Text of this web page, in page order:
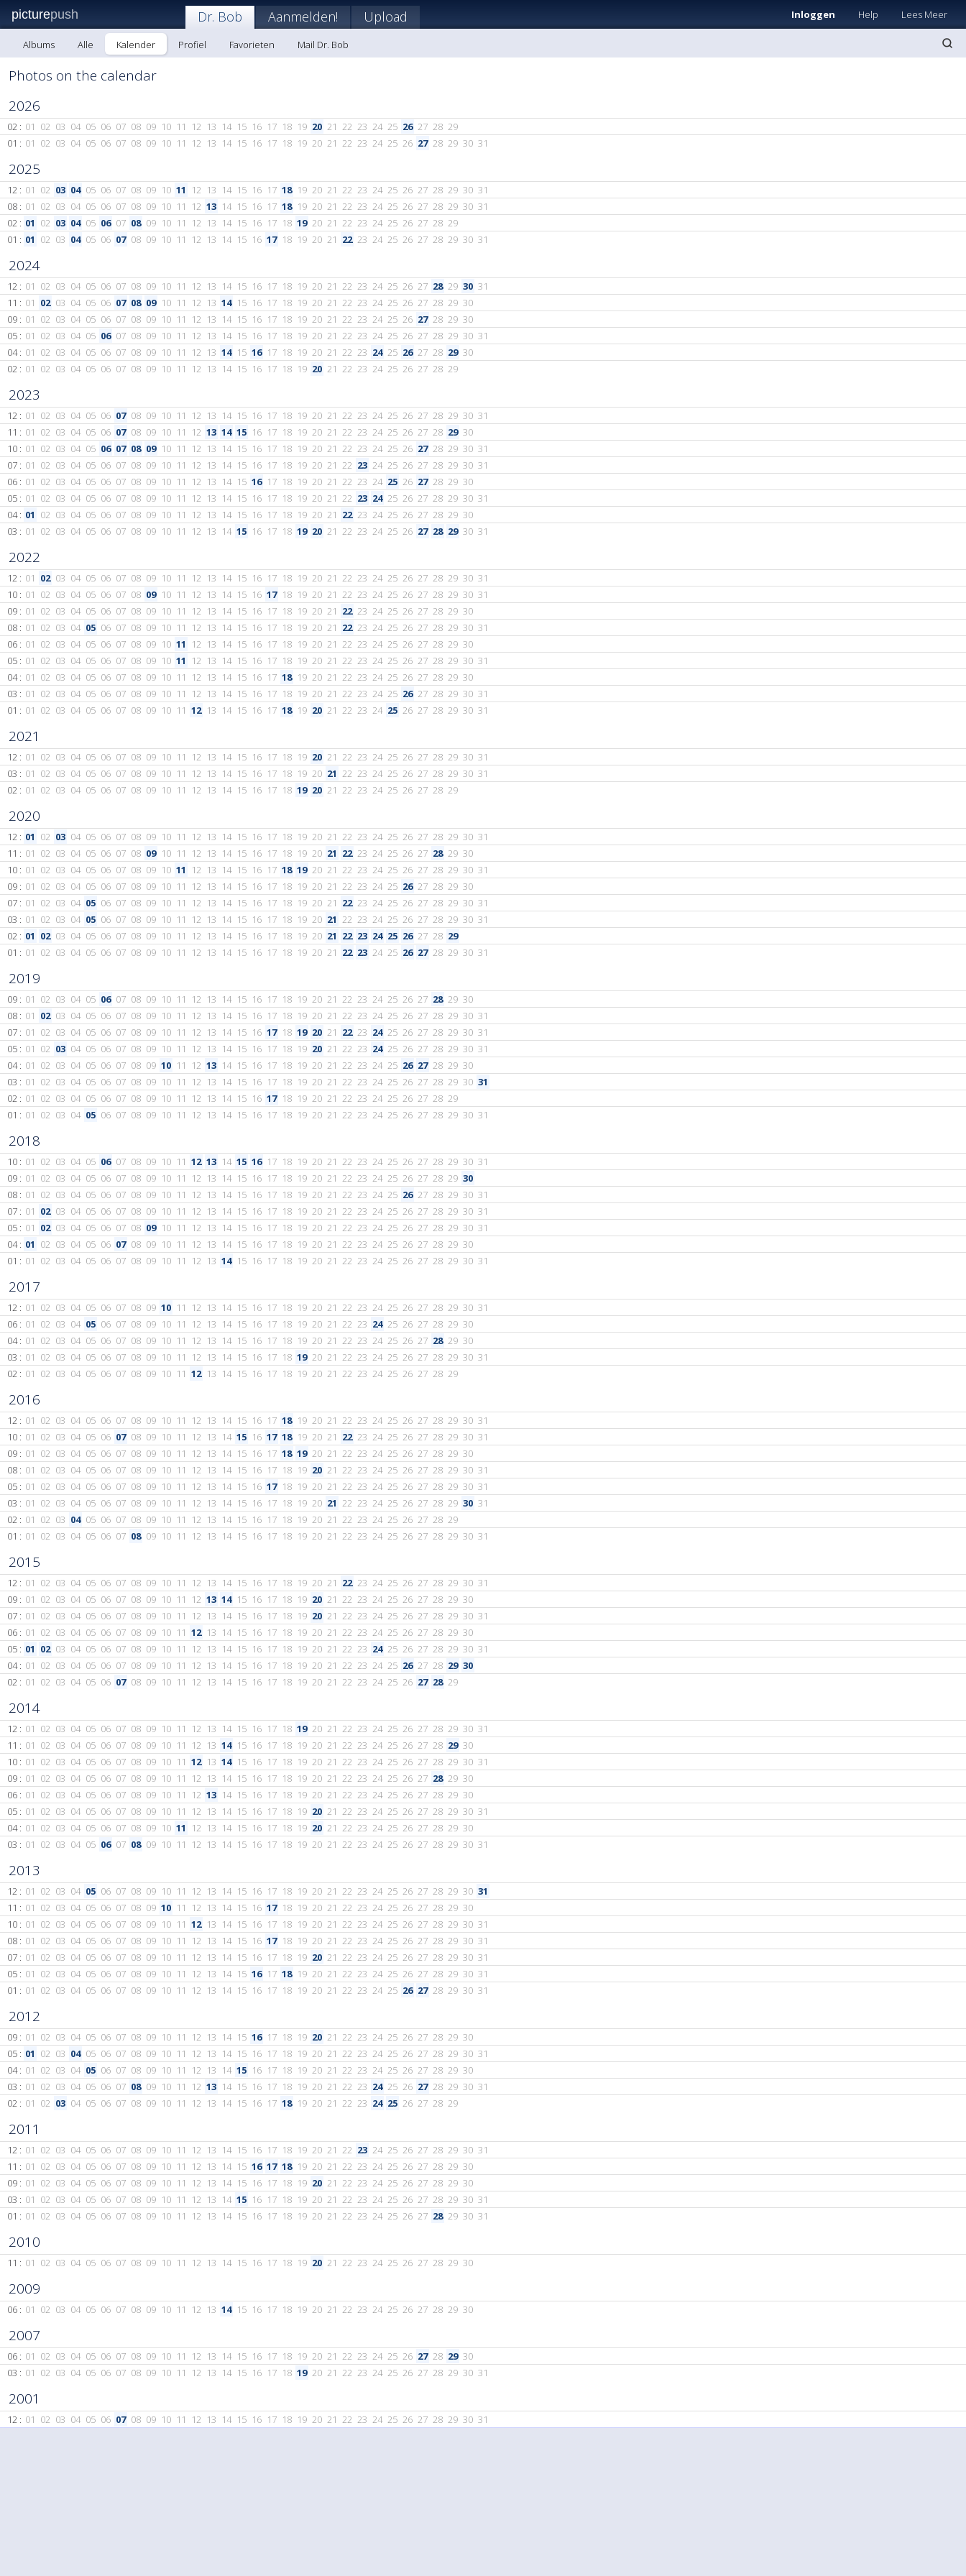
picturepush Inloggen Help Lees Meer
Dr. Bob Aanmelden! Upload
Albums Alle Kalender Profiel Favorieten Mail Dr. Bob
Photos on the calendar
2026
02 : 01 02 03 04 05 06 07 08 09 10 11 12 13 14 15 16 17 18 19 20 21 22 23 24 25 26 27 28 29
01 : 01 02 03 04 05 06 07 08 09 10 11 12 13 14 15 16 17 18 19 20 21 22 23 24 25 26 27 28 29 30 31
2025
12 : 01 02 03 04 05 06 07 08 09 10 11 12 13 14 15 16 17 18 19 20 21 22 23 24 25 26 27 28 29 30 31
08 : 01 02 03 04 05 06 07 08 09 10 11 12 13 14 15 16 17 18 19 20 21 22 23 24 25 26 27 28 29 30 31
02 : 01 02 03 04 05 06 07 08 09 10 11 12 13 14 15 16 17 18 19 20 21 22 23 24 25 26 27 28 29
01 : 01 02 03 04 05 06 07 08 09 10 11 12 13 14 15 16 17 18 19 20 21 22 23 24 25 26 27 28 29 30 31
2024
12 : 01 02 03 04 05 06 07 08 09 10 11 12 13 14 15 16 17 18 19 20 21 22 23 24 25 26 27 28 29 30 31
11 : 01 02 03 04 05 06 07 08 09 10 11 12 13 14 15 16 17 18 19 20 21 22 23 24 25 26 27 28 29 30
09 : 01 02 03 04 05 06 07 08 09 10 11 12 13 14 15 16 17 18 19 20 21 22 23 24 25 26 27 28 29 30
05 : 01 02 03 04 05 06 07 08 09 10 11 12 13 14 15 16 17 18 19 20 21 22 23 24 25 26 27 28 29 30 31
04 : 01 02 03 04 05 06 07 08 09 10 11 12 13 14 15 16 17 18 19 20 21 22 23 24 25 26 27 28 29 30
02 : 01 02 03 04 05 06 07 08 09 10 11 12 13 14 15 16 17 18 19 20 21 22 23 24 25 26 27 28 29
2023
12 : 01 02 03 04 05 06 07 08 09 10 11 12 13 14 15 16 17 18 19 20 21 22 23 24 25 26 27 28 29 30 31
11 : 01 02 03 04 05 06 07 08 09 10 11 12 13 14 15 16 17 18 19 20 21 22 23 24 25 26 27 28 29 30
10 : 01 02 03 04 05 06 07 08 09 10 11 12 13 14 15 16 17 18 19 20 21 22 23 24 25 26 27 28 29 30 31
07 : 01 02 03 04 05 06 07 08 09 10 11 12 13 14 15 16 17 18 19 20 21 22 23 24 25 26 27 28 29 30 31
06 : 01 02 03 04 05 06 07 08 09 10 11 12 13 14 15 16 17 18 19 20 21 22 23 24 25 26 27 28 29 30
05 : 01 02 03 04 05 06 07 08 09 10 11 12 13 14 15 16 17 18 19 20 21 22 23 24 25 26 27 28 29 30 31
04 : 01 02 03 04 05 06 07 08 09 10 11 12 13 14 15 16 17 18 19 20 21 22 23 24 25 26 27 28 29 30
03 : 01 02 03 04 05 06 07 08 09 10 11 12 13 14 15 16 17 18 19 20 21 22 23 24 25 26 27 28 29 30 31
2022
12 : 01 02 03 04 05 06 07 08 09 10 11 12 13 14 15 16 17 18 19 20 21 22 23 24 25 26 27 28 29 30 31
10 : 01 02 03 04 05 06 07 08 09 10 11 12 13 14 15 16 17 18 19 20 21 22 23 24 25 26 27 28 29 30 31
09 : 01 02 03 04 05 06 07 08 09 10 11 12 13 14 15 16 17 18 19 20 21 22 23 24 25 26 27 28 29 30
08 : 01 02 03 04 05 06 07 08 09 10 11 12 13 14 15 16 17 18 19 20 21 22 23 24 25 26 27 28 29 30 31
06 : 01 02 03 04 05 06 07 08 09 10 11 12 13 14 15 16 17 18 19 20 21 22 23 24 25 26 27 28 29 30
05 : 01 02 03 04 05 06 07 08 09 10 11 12 13 14 15 16 17 18 19 20 21 22 23 24 25 26 27 28 29 30 31
04 : 01 02 03 04 05 06 07 08 09 10 11 12 13 14 15 16 17 18 19 20 21 22 23 24 25 26 27 28 29 30
03 : 01 02 03 04 05 06 07 08 09 10 11 12 13 14 15 16 17 18 19 20 21 22 23 24 25 26 27 28 29 30 31
01 : 01 02 03 04 05 06 07 08 09 10 11 12 13 14 15 16 17 18 19 20 21 22 23 24 25 26 27 28 29 30 31
2021
12 : 01 02 03 04 05 06 07 08 09 10 11 12 13 14 15 16 17 18 19 20 21 22 23 24 25 26 27 28 29 30 31
03 : 01 02 03 04 05 06 07 08 09 10 11 12 13 14 15 16 17 18 19 20 21 22 23 24 25 26 27 28 29 30 31
02 : 01 02 03 04 05 06 07 08 09 10 11 12 13 14 15 16 17 18 19 20 21 22 23 24 25 26 27 28 29
2020
12 : 01 02 03 04 05 06 07 08 09 10 11 12 13 14 15 16 17 18 19 20 21 22 23 24 25 26 27 28 29 30 31
11 : 01 02 03 04 05 06 07 08 09 10 11 12 13 14 15 16 17 18 19 20 21 22 23 24 25 26 27 28 29 30
10 : 01 02 03 04 05 06 07 08 09 10 11 12 13 14 15 16 17 18 19 20 21 22 23 24 25 26 27 28 29 30 31
09 : 01 02 03 04 05 06 07 08 09 10 11 12 13 14 15 16 17 18 19 20 21 22 23 24 25 26 27 28 29 30
07 : 01 02 03 04 05 06 07 08 09 10 11 12 13 14 15 16 17 18 19 20 21 22 23 24 25 26 27 28 29 30 31
03 : 01 02 03 04 05 06 07 08 09 10 11 12 13 14 15 16 17 18 19 20 21 22 23 24 25 26 27 28 29 30 31
02 : 01 02 03 04 05 06 07 08 09 10 11 12 13 14 15 16 17 18 19 20 21 22 23 24 25 26 27 28 29
01 : 01 02 03 04 05 06 07 08 09 10 11 12 13 14 15 16 17 18 19 20 21 22 23 24 25 26 27 28 29 30 31
2019
09 : 01 02 03 04 05 06 07 08 09 10 11 12 13 14 15 16 17 18 19 20 21 22 23 24 25 26 27 28 29 30
08 : 01 02 03 04 05 06 07 08 09 10 11 12 13 14 15 16 17 18 19 20 21 22 23 24 25 26 27 28 29 30 31
07 : 01 02 03 04 05 06 07 08 09 10 11 12 13 14 15 16 17 18 19 20 21 22 23 24 25 26 27 28 29 30 31
05 : 01 02 03 04 05 06 07 08 09 10 11 12 13 14 15 16 17 18 19 20 21 22 23 24 25 26 27 28 29 30 31
04 : 01 02 03 04 05 06 07 08 09 10 11 12 13 14 15 16 17 18 19 20 21 22 23 24 25 26 27 28 29 30
03 : 01 02 03 04 05 06 07 08 09 10 11 12 13 14 15 16 17 18 19 20 21 22 23 24 25 26 27 28 29 30 31
02 : 01 02 03 04 05 06 07 08 09 10 11 12 13 14 15 16 17 18 19 20 21 22 23 24 25 26 27 28 29
01 : 01 02 03 04 05 06 07 08 09 10 11 12 13 14 15 16 17 18 19 20 21 22 23 24 25 26 27 28 29 30 31
2018
10 : 01 02 03 04 05 06 07 08 09 10 11 12 13 14 15 16 17 18 19 20 21 22 23 24 25 26 27 28 29 30 31
09 : 01 02 03 04 05 06 07 08 09 10 11 12 13 14 15 16 17 18 19 20 21 22 23 24 25 26 27 28 29 30
08 : 01 02 03 04 05 06 07 08 09 10 11 12 13 14 15 16 17 18 19 20 21 22 23 24 25 26 27 28 29 30 31
07 : 01 02 03 04 05 06 07 08 09 10 11 12 13 14 15 16 17 18 19 20 21 22 23 24 25 26 27 28 29 30 31
05 : 01 02 03 04 05 06 07 08 09 10 11 12 13 14 15 16 17 18 19 20 21 22 23 24 25 26 27 28 29 30 31
04 : 01 02 03 04 05 06 07 08 09 10 11 12 13 14 15 16 17 18 19 20 21 22 23 24 25 26 27 28 29 30
01 : 01 02 03 04 05 06 07 08 09 10 11 12 13 14 15 16 17 18 19 20 21 22 23 24 25 26 27 28 29 30 31
2017
12 : 01 02 03 04 05 06 07 08 09 10 11 12 13 14 15 16 17 18 19 20 21 22 23 24 25 26 27 28 29 30 31
06 : 01 02 03 04 05 06 07 08 09 10 11 12 13 14 15 16 17 18 19 20 21 22 23 24 25 26 27 28 29 30
04 : 01 02 03 04 05 06 07 08 09 10 11 12 13 14 15 16 17 18 19 20 21 22 23 24 25 26 27 28 29 30
03 : 01 02 03 04 05 06 07 08 09 10 11 12 13 14 15 16 17 18 19 20 21 22 23 24 25 26 27 28 29 30 31
02 : 01 02 03 04 05 06 07 08 09 10 11 12 13 14 15 16 17 18 19 20 21 22 23 24 25 26 27 28 29
2016
12 : 01 02 03 04 05 06 07 08 09 10 11 12 13 14 15 16 17 18 19 20 21 22 23 24 25 26 27 28 29 30 31
10 : 01 02 03 04 05 06 07 08 09 10 11 12 13 14 15 16 17 18 19 20 21 22 23 24 25 26 27 28 29 30 31
09 : 01 02 03 04 05 06 07 08 09 10 11 12 13 14 15 16 17 18 19 20 21 22 23 24 25 26 27 28 29 30
08 : 01 02 03 04 05 06 07 08 09 10 11 12 13 14 15 16 17 18 19 20 21 22 23 24 25 26 27 28 29 30 31
05 : 01 02 03 04 05 06 07 08 09 10 11 12 13 14 15 16 17 18 19 20 21 22 23 24 25 26 27 28 29 30 31
03 : 01 02 03 04 05 06 07 08 09 10 11 12 13 14 15 16 17 18 19 20 21 22 23 24 25 26 27 28 29 30 31
02 : 01 02 03 04 05 06 07 08 09 10 11 12 13 14 15 16 17 18 19 20 21 22 23 24 25 26 27 28 29
01 : 01 02 03 04 05 06 07 08 09 10 11 12 13 14 15 16 17 18 19 20 21 22 23 24 25 26 27 28 29 30 31
2015
12 : 01 02 03 04 05 06 07 08 09 10 11 12 13 14 15 16 17 18 19 20 21 22 23 24 25 26 27 28 29 30 31
09 : 01 02 03 04 05 06 07 08 09 10 11 12 13 14 15 16 17 18 19 20 21 22 23 24 25 26 27 28 29 30
07 : 01 02 03 04 05 06 07 08 09 10 11 12 13 14 15 16 17 18 19 20 21 22 23 24 25 26 27 28 29 30 31
06 : 01 02 03 04 05 06 07 08 09 10 11 12 13 14 15 16 17 18 19 20 21 22 23 24 25 26 27 28 29 30
05 : 01 02 03 04 05 06 07 08 09 10 11 12 13 14 15 16 17 18 19 20 21 22 23 24 25 26 27 28 29 30 31
04 : 01 02 03 04 05 06 07 08 09 10 11 12 13 14 15 16 17 18 19 20 21 22 23 24 25 26 27 28 29 30
02 : 01 02 03 04 05 06 07 08 09 10 11 12 13 14 15 16 17 18 19 20 21 22 23 24 25 26 27 28 29
2014
12 : 01 02 03 04 05 06 07 08 09 10 11 12 13 14 15 16 17 18 19 20 21 22 23 24 25 26 27 28 29 30 31
11 : 01 02 03 04 05 06 07 08 09 10 11 12 13 14 15 16 17 18 19 20 21 22 23 24 25 26 27 28 29 30
10 : 01 02 03 04 05 06 07 08 09 10 11 12 13 14 15 16 17 18 19 20 21 22 23 24 25 26 27 28 29 30 31
09 : 01 02 03 04 05 06 07 08 09 10 11 12 13 14 15 16 17 18 19 20 21 22 23 24 25 26 27 28 29 30
06 : 01 02 03 04 05 06 07 08 09 10 11 12 13 14 15 16 17 18 19 20 21 22 23 24 25 26 27 28 29 30
05 : 01 02 03 04 05 06 07 08 09 10 11 12 13 14 15 16 17 18 19 20 21 22 23 24 25 26 27 28 29 30 31
04 : 01 02 03 04 05 06 07 08 09 10 11 12 13 14 15 16 17 18 19 20 21 22 23 24 25 26 27 28 29 30
03 : 01 02 03 04 05 06 07 08 09 10 11 12 13 14 15 16 17 18 19 20 21 22 23 24 25 26 27 28 29 30 31
2013
12 : 01 02 03 04 05 06 07 08 09 10 11 12 13 14 15 16 17 18 19 20 21 22 23 24 25 26 27 28 29 30 31
11 : 01 02 03 04 05 06 07 08 09 10 11 12 13 14 15 16 17 18 19 20 21 22 23 24 25 26 27 28 29 30
10 : 01 02 03 04 05 06 07 08 09 10 11 12 13 14 15 16 17 18 19 20 21 22 23 24 25 26 27 28 29 30 31
08 : 01 02 03 04 05 06 07 08 09 10 11 12 13 14 15 16 17 18 19 20 21 22 23 24 25 26 27 28 29 30 31
07 : 01 02 03 04 05 06 07 08 09 10 11 12 13 14 15 16 17 18 19 20 21 22 23 24 25 26 27 28 29 30 31
05 : 01 02 03 04 05 06 07 08 09 10 11 12 13 14 15 16 17 18 19 20 21 22 23 24 25 26 27 28 29 30 31
01 : 01 02 03 04 05 06 07 08 09 10 11 12 13 14 15 16 17 18 19 20 21 22 23 24 25 26 27 28 29 30 31
2012
09 : 01 02 03 04 05 06 07 08 09 10 11 12 13 14 15 16 17 18 19 20 21 22 23 24 25 26 27 28 29 30
05 : 01 02 03 04 05 06 07 08 09 10 11 12 13 14 15 16 17 18 19 20 21 22 23 24 25 26 27 28 29 30 31
04 : 01 02 03 04 05 06 07 08 09 10 11 12 13 14 15 16 17 18 19 20 21 22 23 24 25 26 27 28 29 30
03 : 01 02 03 04 05 06 07 08 09 10 11 12 13 14 15 16 17 18 19 20 21 22 23 24 25 26 27 28 29 30 31
02 : 01 02 03 04 05 06 07 08 09 10 11 12 13 14 15 16 17 18 19 20 21 22 23 24 25 26 27 28 29
2011
12 : 01 02 03 04 05 06 07 08 09 10 11 12 13 14 15 16 17 18 19 20 21 22 23 24 25 26 27 28 29 30 31
11 : 01 02 03 04 05 06 07 08 09 10 11 12 13 14 15 16 17 18 19 20 21 22 23 24 25 26 27 28 29 30
09 : 01 02 03 04 05 06 07 08 09 10 11 12 13 14 15 16 17 18 19 20 21 22 23 24 25 26 27 28 29 30
03 : 01 02 03 04 05 06 07 08 09 10 11 12 13 14 15 16 17 18 19 20 21 22 23 24 25 26 27 28 29 30 31
01 : 01 02 03 04 05 06 07 08 09 10 11 12 13 14 15 16 17 18 19 20 21 22 23 24 25 26 27 28 29 30 31
2010
11 : 01 02 03 04 05 06 07 08 09 10 11 12 13 14 15 16 17 18 19 20 21 22 23 24 25 26 27 28 29 30
2009
06 : 01 02 03 04 05 06 07 08 09 10 11 12 13 14 15 16 17 18 19 20 21 22 23 24 25 26 27 28 29 30
2007
06 : 01 02 03 04 05 06 07 08 09 10 11 12 13 14 15 16 17 18 19 20 21 22 23 24 25 26 27 28 29 30
03 : 01 02 03 04 05 06 07 08 09 10 11 12 13 14 15 16 17 18 19 20 21 22 23 24 25 26 27 28 29 30 31
2001
12 : 01 02 03 04 05 06 07 08 09 10 11 12 13 14 15 16 17 18 19 20 21 22 23 24 25 26 27 28 29 30 31